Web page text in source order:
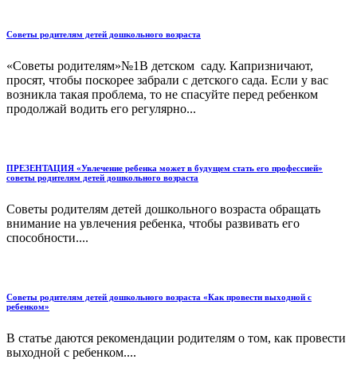
Советы родителям детей дошкольного возраста
«Советы родителям»№1В детском саду. Капризничают,
просят, чтобы поскорее забрали с детского сада. Если у вас
возникла такая проблема, то не спасуйте перед ребенком
продолжай водить его регулярно...
ПРЕЗЕНТАЦИЯ «Увлечение ребенка может в будущем стать его профессией»
советы родителям детей дошкольного возраста
Советы родителям детей дошкольного возраста обращать
внимание на увлечения ребенка, чтобы развивать его
способности....
Советы родителям детей дошкольного возраста «Как провести выходной с
ребенком»
В статье даются рекомендации родителям о том, как провести
выходной с ребенком....